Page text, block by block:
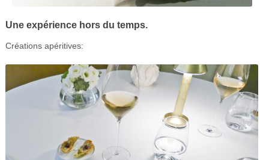
Une expérience hors du temps.
Créations apéritives: